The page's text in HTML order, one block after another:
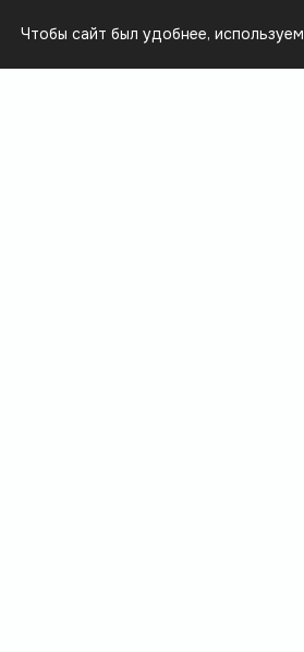
Где теряются деньги
Чтобы сайт был удобнее, используем